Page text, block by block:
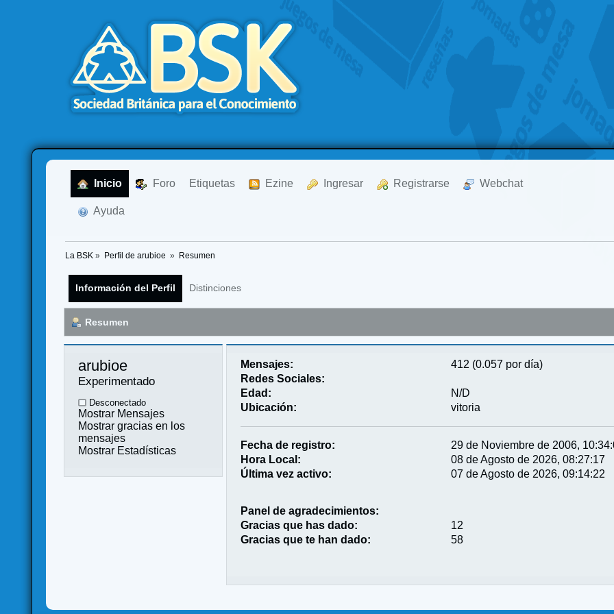
Inicio Foro Etiquetas Ezine Ingresar Registrarse Webchat
Ayuda
La BSK » Perfil de arubioe » Resumen
Información del Perfil Distinciones
Resumen
arubioe
Experimentado
Desconectado
Mostrar Mensajes
Mostrar gracias en los
mensajes
Mostrar Estadísticas
Mensajes:
412 (0.057 por día)
Redes Sociales:
Edad:
N/D
Ubicación:
vitoria
Fecha de registro:
29 de Noviembre de 2006,
Hora Local:
08 de Agosto de 2026, 08:27:17
Última vez activo:
07 de Agosto de 2026, 09:14:22
Panel de agradecimientos:
Gracias que has dado:
12
Gracias que te han dado:
58